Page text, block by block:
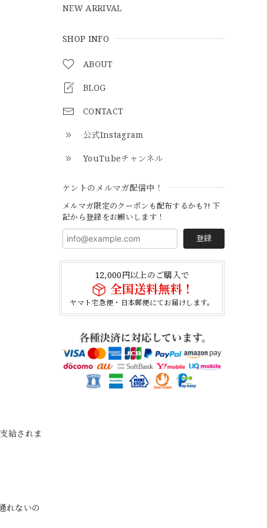
NEW ARRIVAL
SHOP INFO
ABOUT
BLOG
CONTACT
公式Instagram
YouTubeチャンネル
ケントのメルマガ配信中！
メルマガ限定のクーポンも配布するかも?! 下
記から登録をお願いします！
登録
12,000円以上のご購入で
全国送料無料！
ヤマト宅急便・日本郵便にてお届けします。
給されま
れないの